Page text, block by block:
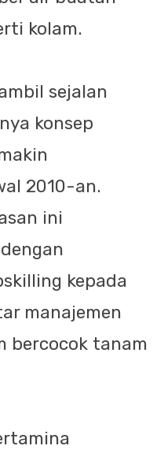
kolam.
sejalan
konsep
2010-an.
ini
kepada
manajemen
bercocok tanam